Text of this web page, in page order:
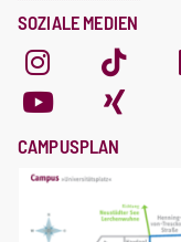
SOZIALE MEDIEN
CAMPUSPLAN